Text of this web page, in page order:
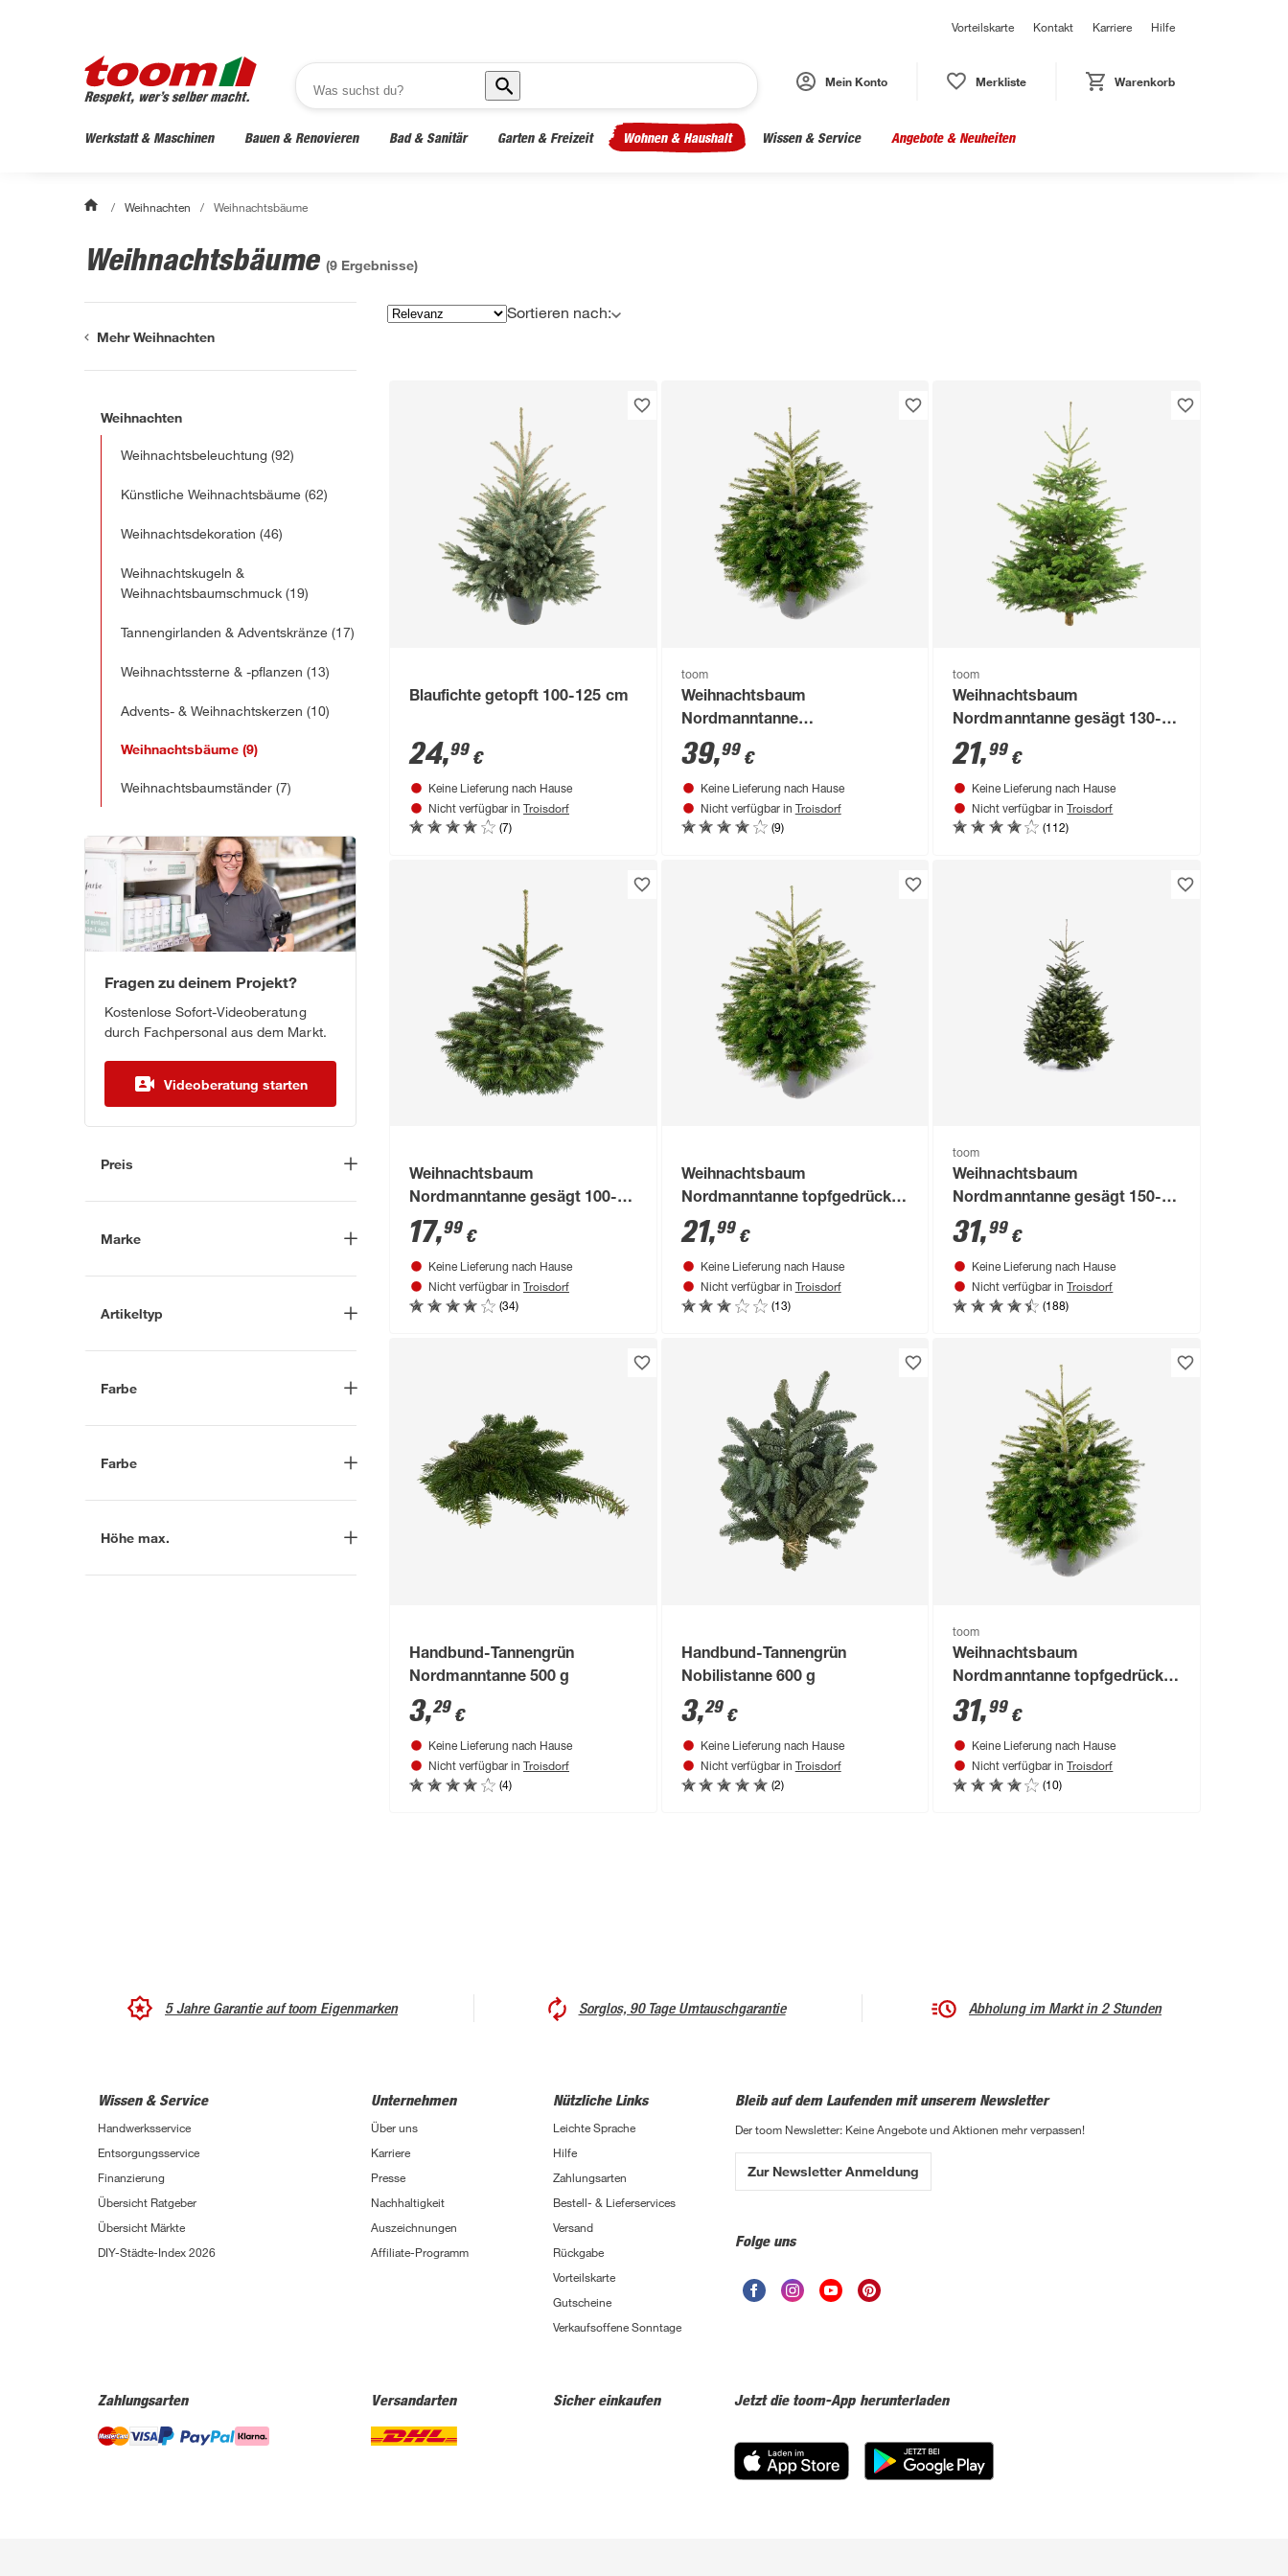
Vorteilskarte Kontakt Karriere Hilfe
Mein Konto Merkliste Warenkorb
Werkstatt & Maschinen Bauen & Renovieren Bad & Sanitär Garten & Freizeit Wohnen & Haushalt Wissen & Service Angebote & Neuheiten
/ Weihnachten / Weihnachtsbäume
Weihnachtsbäume (9 Ergebnisse)
Mehr Weihnachten
Weihnachten
Weihnachtsbeleuchtung (92)
Künstliche Weihnachtsbäume (62)
Weihnachtsdekoration (46)
Weihnachtskugeln &
Weihnachtsbaumschmuck (19)
Tannengirlanden & Adventskränze (17)
Weihnachtssterne & -pflanzen (13)
Advents- & Weihnachtskerzen (10)
Weihnachtsbäume (9)
Weihnachtsbaumständer (7)
Fragen zu deinem Projekt?
Kostenlose Sofort-Videoberatung
durch Fachpersonal aus dem Markt.
Videoberatung starten
Preis
Marke
Marke suchen
Artikeltyp
Handbund (2)
Farbe
Grün (7)
Farbe
Grün (2)
Höhe max.
Sortieren nach:
Blaufichte getopft 100-125 cm
24,99 €
Keine Lieferung nach Hause
Nicht verfügbar in Troisdorf
(7)
toom
Weihnachtsbaum
Nordmanntanne
topfgewachsen 100-125 cm
39,99€
Keine Lieferung nach Hause
Nicht verfügbar in Troisdorf
(9)
toom
Weihnachtsbaum
Nordmanntanne gesägt 130-
150 cm
21,99 €
Keine Lieferung nach Hause
Nicht verfügbar in Troisdorf
(112)
Weihnachtsbaum
Nordmanntanne gesägt 100-
130 cm
17,99 €
Keine Lieferung nach Hause
Nicht verfügbar in Troisdorf
(34)
Weihnachtsbaum
Nordmanntanne topfgedrückt
60-80 cm
21,99€
Keine Lieferung nach Hause
Nicht verfügbar in Troisdorf
(13)
toom
Weihnachtsbaum
Nordmanntanne gesägt 150-
190 cm
31,99 €
Keine Lieferung nach Hause
Nicht verfügbar in Troisdorf
(188)
Handbund-Tannengrün
Nordmanntanne 500 g
3,29 €
Keine Lieferung nach Hause
Nicht verfügbar in Troisdorf
(4)
Handbund-Tannengrün
Nobilistanne 600 g
3,29€
Keine Lieferung nach Hause
Nicht verfügbar in Troisdorf
(2)
toom
Weihnachtsbaum
Nordmanntanne topfgedrückt
100-125 cm
31,99 €
Keine Lieferung nach Hause
Nicht verfügbar in Troisdorf
(10)
5 Jahre Garantie auf toom Eigenmarken Sorglos, 90 Tage Umtauschgarantie Abholung im Markt in 2 Stunden
Wissen & Service
Handwerksservice
Entsorgungsservice
Finanzierung
Übersicht Ratgeber
Übersicht Märkte
DIY-Städte-Index 2026
Unternehmen
Über uns
Karriere
Presse
Nachhaltigkeit
Auszeichnungen
Affiliate-Programm
Nützliche Links
Leichte Sprache
Hilfe
Zahlungsarten
Bestell- & Lieferservices
Versand
Rückgabe
Vorteilskarte
Gutscheine
Verkaufsoffene Sonntage
Bleib auf dem Laufenden mit unserem Newsletter
Der toom Newsletter: Keine Angebote und Aktionen mehr verpassen!
Zur Newsletter Anmeldung
Folge uns
Zahlungsarten Versandarten Sicher einkaufen Jetzt die toom-App herunterladen